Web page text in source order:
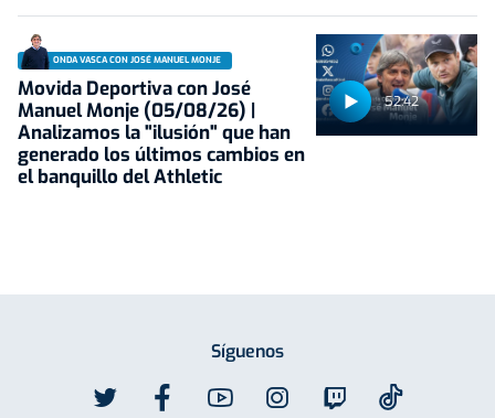
52:42
ONDA VASCA CON JOSÉ MANUEL MONJE
Movida Deportiva con José
Manuel Monje (05/08/26) |
Analizamos la "ilusión" que han
generado los últimos cambios en
el banquillo del Athletic
Síguenos